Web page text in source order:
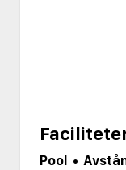
Pool •